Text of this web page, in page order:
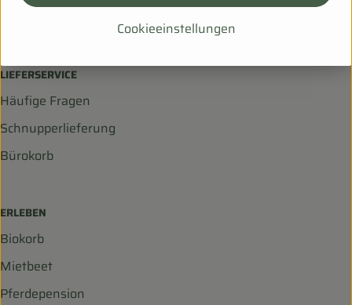
036203 253534
info@biohof-scharf.de
LIEFERSERVICE
Häufige Fragen
Schnupperlieferung
Bürokorb
ERLEBEN
Biokorb
Mietbeet
Pferdepension
Cookieeinstellungen